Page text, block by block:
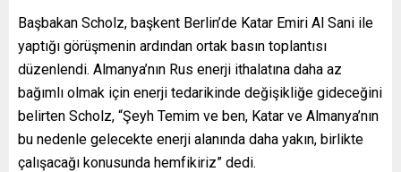
Başbakan Scholz, başkent Berlin’de Katar Emiri Al Sani ile
yaptığı görüşmenin ardından ortak basın toplantısı
düzenlendi. Almanya’nın Rus enerji ithalatına daha az
bağımlı olmak için enerji tedarikinde değişikliğe gideceğini
belirten Scholz, “Şeyh Temim ve ben, Katar ve Almanya’nın
bu nedenle gelecekte enerji alanında daha yakın, birlikte
çalışacağı konusunda hemfikiriz” dedi.